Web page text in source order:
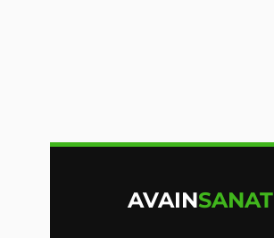
AVAINSANAT